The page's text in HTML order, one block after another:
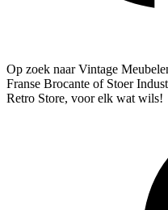
Op zoek naar Vintage
Franse Brocante of Stoer
Retro Store, voor elk wat wils!